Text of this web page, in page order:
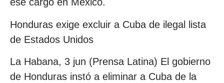
Honduras exige excluir a Cuba de ilegal lista
de Estados Unidos
La Habana, 3 jun (Prensa Latina) El gobierno
de Honduras instó a eliminar a Cuba de la